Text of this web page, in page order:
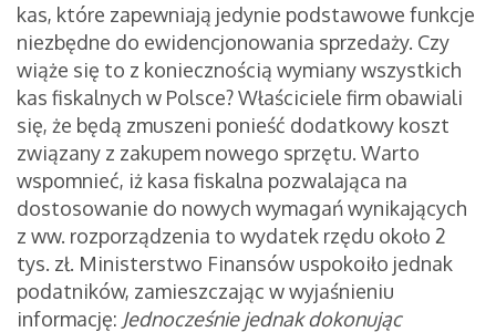
kas, które zapewniają jedynie podstawowe funkcje
niezbędne do ewidencjonowania sprzedaży. Czy
wiąże się to z koniecznością wymiany wszystkich
kas fiskalnych w Polsce? Właściciele firm obawiali
się, że będą zmuszeni ponieść dodatkowy koszt
związany z zakupem nowego sprzętu. Warto
wspomnieć, iż kasa fiskalna pozwalająca na
dostosowanie do nowych wymagań wynikających
z ww. rozporządzenia to wydatek rzędu około 2
tys. zł. Ministerstwo Finansów uspokoiło jednak
podatników, zamieszczając w wyjaśnieniu
informację: Jednocześnie jednak dokonując